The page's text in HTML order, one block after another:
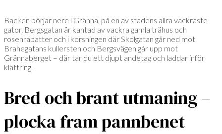
Backen börjar nere i Gränna, på en av stadens allra vackraste
gator. Bergsgatan är kantad av vackra gamla trähus och
rosenrabatter och i korsningen där Skolgatan går ned mot
Brahegatans kullersten och Bergsvägen går upp mot
Grännaberget – där tar du ett djupt andetag och laddar inför
klättring.
Bred och brant utmaning –
plocka fram pannbenet